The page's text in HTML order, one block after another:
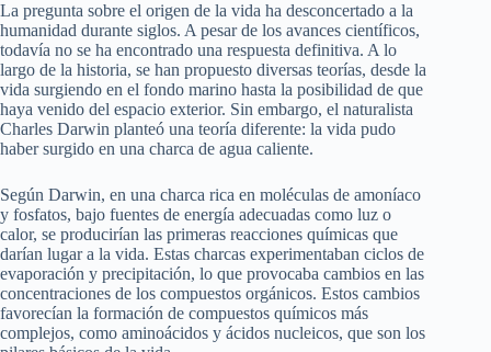
La pregunta sobre el origen de la vida ha desconcertado a la
humanidad durante siglos. A pesar de los avances científicos,
todavía no se ha encontrado una respuesta definitiva. A lo
largo de la historia, se han propuesto diversas teorías, desde la
vida surgiendo en el fondo marino hasta la posibilidad de que
haya venido del espacio exterior. Sin embargo, el naturalista
Charles Darwin planteó una teoría diferente: la vida pudo
haber surgido en una charca de agua caliente.
Según Darwin, en una charca rica en moléculas de amoníaco
y fosfatos, bajo fuentes de energía adecuadas como luz o
calor, se producirían las primeras reacciones químicas que
darían lugar a la vida. Estas charcas experimentaban ciclos de
evaporación y precipitación, lo que provocaba cambios en las
concentraciones de los compuestos orgánicos. Estos cambios
favorecían la formación de compuestos químicos más
complejos, como aminoácidos y ácidos nucleicos, que son los